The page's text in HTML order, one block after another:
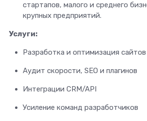
стартапов, малого и среднего
крупных предприятий.
Услуги:
Разработка и оптимизация сайтов
Аудит скорости, SEO и плагинов
Интеграции CRM/API
Усиление команд разработчиков